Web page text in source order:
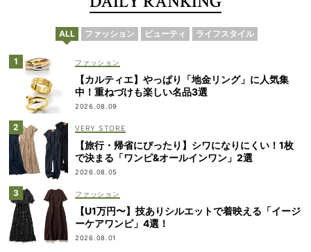
ALL ファッション ビューティ ライフスタイル
ファッション
【カルティエ】やっぱり「地金リング」に人気集
中！重ねづけも楽しい名品3選
2026.08.09
VERY STORE
【旅行・帰省にぴったり】シワになりにくい！1枚
で決まる「ワンピ&オールインワン」2選
2026.08.05
ファッション
【U1万円〜】技ありシルエットで着映える「イージ
ーケアワンピ」4選！
2026.08.01